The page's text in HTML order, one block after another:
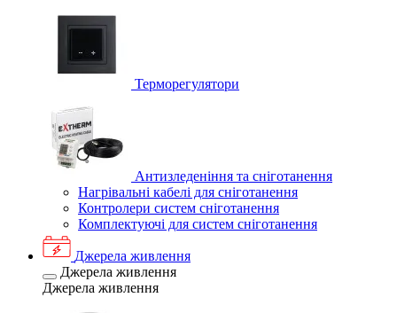
Терморегулятори
Антизледеніння та сніготанення
Нагрівальні кабелі для сніготанення
Контролери систем сніготанення
Комплектуючі для систем сніготанення
Джерела живлення
Джерела живлення
Джерела живлення